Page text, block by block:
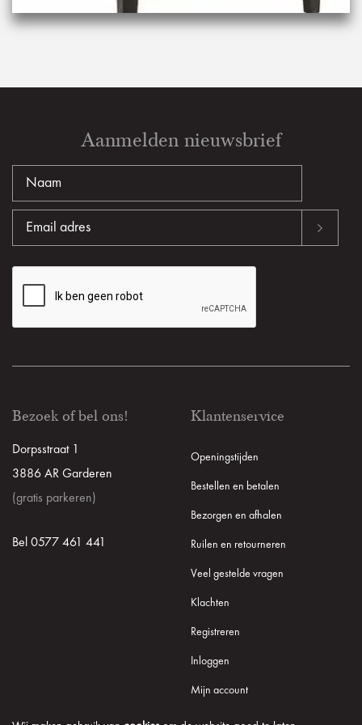
Aanmelden nieuwsbrief
Bezoek of bel ons!
Dorpsstraat 1
3886 AR Garderen
(gratis parkeren)
Bel 0577 461 441
Klantenservice
Openingstijden
Bestellen en betalen
Bezorgen en afhalen
Ruilen en retourneren
Veel gestelde vragen
Klachten
Registreren
Inloggen
Mijn account